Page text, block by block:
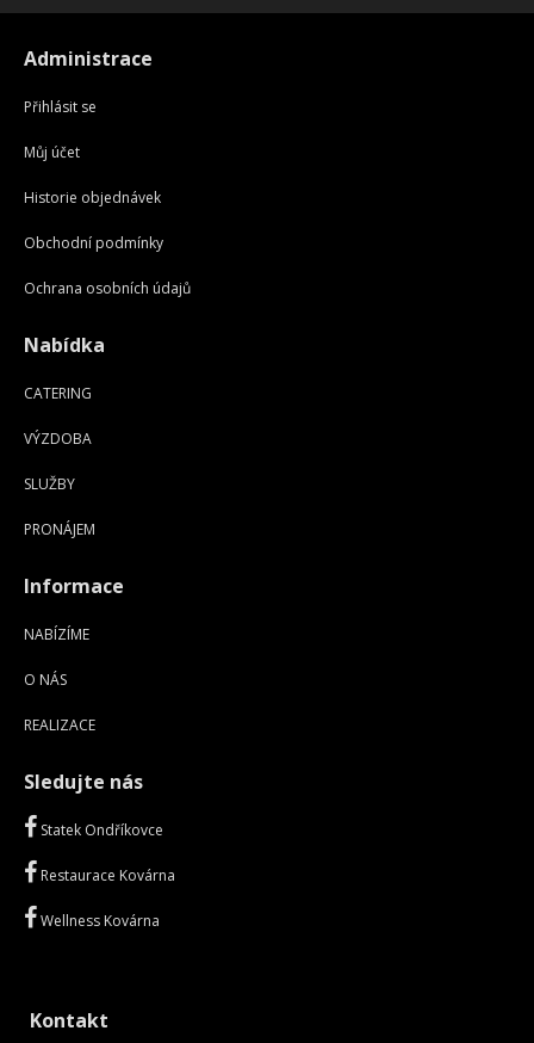
Administrace
Přihlásit se
Můj účet
Historie objednávek
Obchodní podmínky
Ochrana osobních údajů
Nabídka
CATERING
VÝZDOBA
SLUŽBY
PRONÁJEM
Informace
NABÍZÍME
O NÁS
REALIZACE
Sledujte nás
Statek Ondříkovce
Restaurace Kovárna
Wellness Kovárna
Kontakt